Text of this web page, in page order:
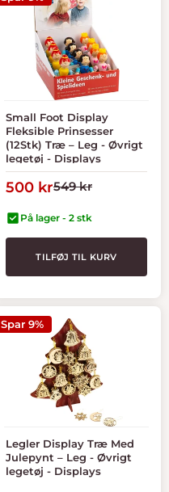
Small Foot Display
Fleksible Prinsesser
(12Stk) Træ – Leg - Øvrigt
legetøj - Displays
Tilbudspris
500 krNormal
549 kr
På lager - 2 stk
TILFØJ TIL KURV
Spar 9%
Legler Display Træ Med
Julepynt – Leg - Øvrigt
legetøj - Displays